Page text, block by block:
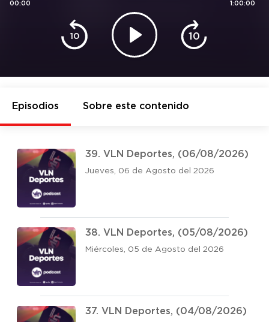
00:00 1:00:00
10 10
Episodios Sobre este contenido
39. VLN Deportes, (06/08/2026)
Jueves, 06 de Agosto del 2026
38. VLN Deportes, (05/08/2026)
Miércoles, 05 de Agosto del 2026
37. VLN Deportes, (04/08/2026)